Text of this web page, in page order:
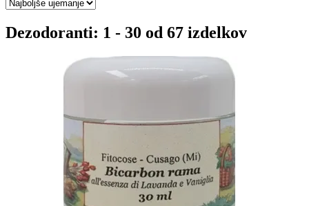
Dezodoranti: 1 - 30 od 67 izdelkov